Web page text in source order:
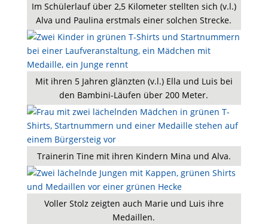
Im Schülerlauf über 2,5 Kilometer stellten sich (v.l.)
Alva und Paulina erstmals einer solchen Strecke.
Mit ihren 5 Jahren glänzten (v.l.) Ella und Luis bei
den Bambini-Läufen über 200 Meter.
Trainerin Tine mit ihren Kindern Mina und Alva.
Voller Stolz zeigten auch Marie und Luis ihre
Medaillen.